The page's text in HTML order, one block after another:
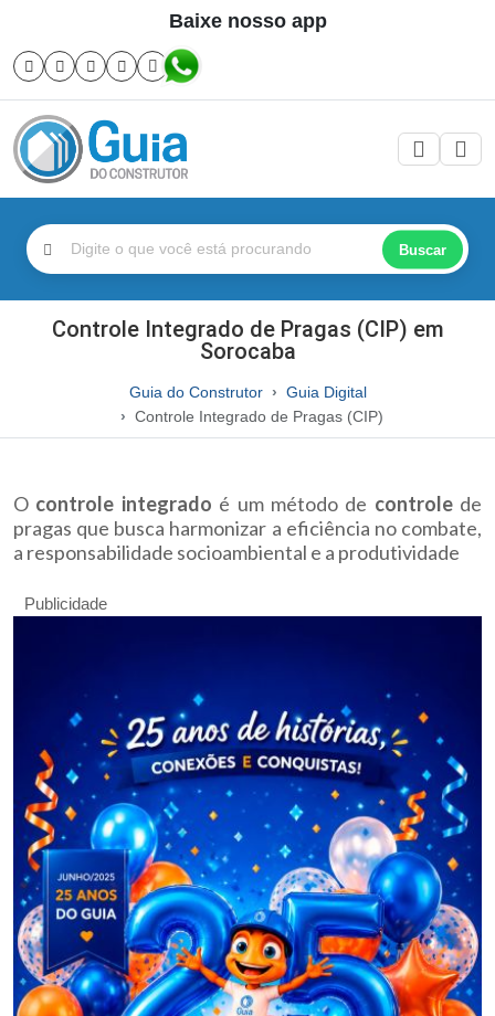
Baixe nosso app
Buscar
Controle Integrado de Pragas (CIP) em
Sorocaba
Guia do Construtor
Guia Digital
Controle Integrado de Pragas (CIP)
O controle integrado é um método de controlede
pragas que busca harmonizar a eficiência no combate,
a responsabilidade socioambiental e a produtividade
Publicidade